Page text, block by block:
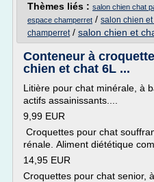
Thèmes liés : salon chien chat
espace champerret / salon chien
champerret/ salon chien et
Conteneur à
chien et chat 6L ...
Litière pour chat minérale, à
actifs assainissants....
9,99 EUR
Croquettes pour chat
rénale. Aliment diététique
14,95 EUR
Croquettes pour chat senior,